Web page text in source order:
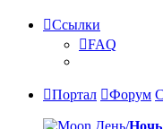
Ссылки
FAQ
Портал Форум
День/Ночь